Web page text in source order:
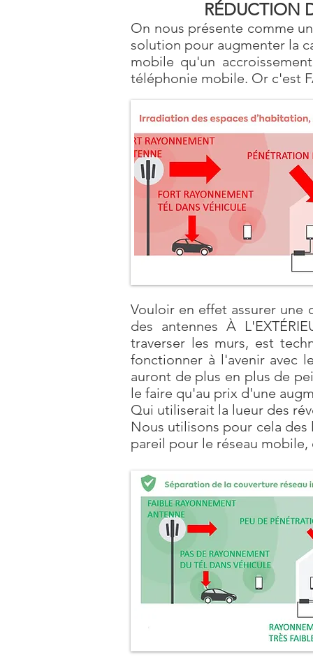
RÉDUCTION
On nous présente comme
solution pour augmenter la
mobile qu'un
téléphonie mobile. Or c'est
Vouloir en effet assurer une
des antennes À
traverser les murs, est
fonctionner à l'avenir avec
auront de plus en plus de
le faire qu'au prix d'une
Qui utiliserait la lueur des
Nous utilisons pour cela
pareil pour le réseau